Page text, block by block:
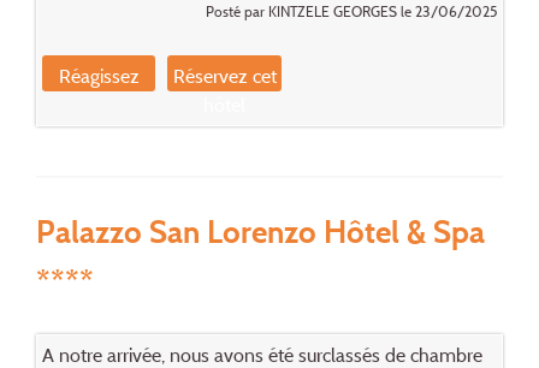
Posté par KINTZELE GEORGES le 23/06/2025
Réagissez
Réservez cet
Palazzo San Lorenzo Hôtel & Spa
****
A notre arrivée, nous avons été surclassés de chambre